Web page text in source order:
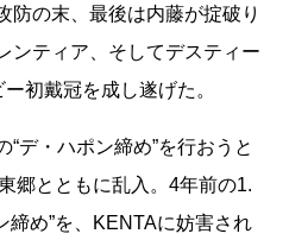
防の末、最後は内藤が掟破り
ンティア、そしてデスティー
初戴冠を成し遂げた。
デ・ハポン締め”を行おうと
郷とともに乱入。4年前の1.
締め”を、KENTAに妨害され